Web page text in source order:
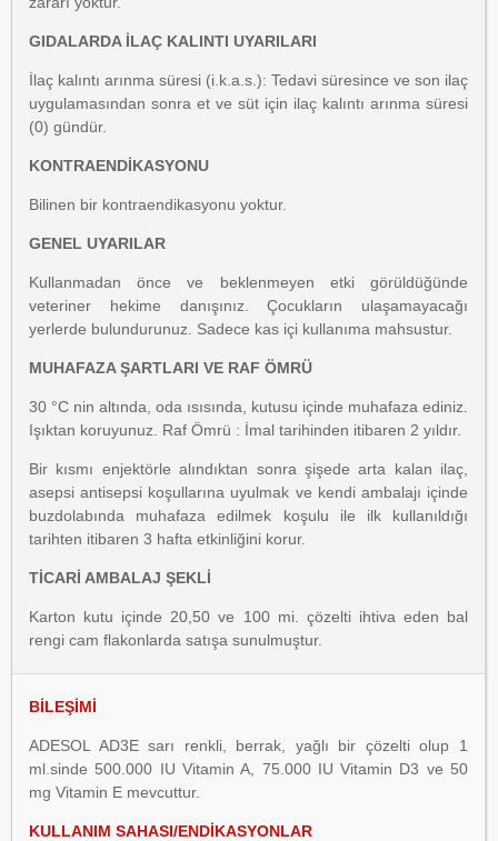
GIDALARDA İLAÇ KALINTI UYARILARI
İlaç kalıntı arınma süresi (i.k.a.s.): Tedavi süresince ve son ilaç
uygulamasından sonra et ve süt için ilaç kalıntı arınma süresi
(0) gündür.
KONTRAENDİKASYONU
Bilinen bir kontraendikasyonu yoktur.
GENEL UYARILAR
Kullanmadan önce ve beklenmeyen etki görüldüğünde
veteriner hekime danışınız. Çocukların ulaşamayacağı
yerlerde bulundurunuz. Sadece kas içi kullanıma mahsustur.
MUHAFAZA ŞARTLARI VE RAF ÖMRÜ
30 °C nin altında, oda ısısında, kutusu içinde muhafaza ediniz.
Işıktan koruyunuz. Raf Ömrü : İmal tarihinden itibaren 2 yıldır.
Bir kısmı enjektörle alındıktan sonra şişede arta kalan ilaç,
asepsi antisepsi koşullarına uyulmak ve kendi ambalajı içinde
buzdolabında muhafaza edilmek koşulu ile ilk kullanıldığı
tarihten itibaren 3 hafta etkinliğini korur.
TİCARİ AMBALAJ ŞEKLİ
Karton kutu içinde 20,50 ve 100 mi. çözelti ihtiva eden bal
rengi cam flakonlarda satışa sunulmuştur.
BİLEŞİMİ
ADESOL AD3E sarı renkli, berrak, yağlı bir çözelti olup 1
ml.sinde 500.000 IU Vitamin A, 75.000 IU Vitamin D3 ve 50
mg Vitamin E mevcuttur.
KULLANIM SAHASI/ENDİKASYONLAR